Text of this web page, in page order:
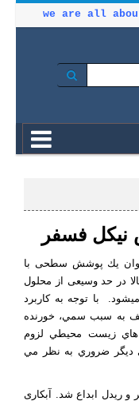
we are all
فسفر
عنوان يك پوشش سطحی با
در حد وسیعی از محلول
با توجه به كاربرد
به سبب سمي، خورنده
هاي زيست محيطي لزوم
ديگر ضروري به نظر مي
در سال ۱۹۴۶ توسط برنر و ريدل ابداع شد. آبکاری